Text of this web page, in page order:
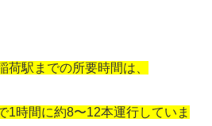
荷駅までの所要時間は、
1時間に約8〜12本運行していま